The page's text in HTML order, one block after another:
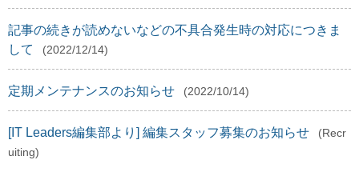
記事の続きが読めないなどの不具合発生時の対応につきま
して
(2022/12/14)
定期メンテナンスのお知らせ (2022/10/14)
[IT Leaders編集部より] 編集スタッフ募集のお知らせ
(Recr
uiting)